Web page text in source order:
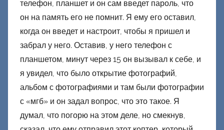
телефон, планшет и он сам введет пароль, что
он на память его не помнит. Я ему его оставил,
когда он введет и настроит, чтобы я пришел и
забрал у него. Оставив, у него телефон с
планшетом, минут через 15 он вызывал к себе, и
я увидел, что было открытие фотографий,
альбом с фотографиями и там были фотографии
с «мгб» и он задал вопрос, что это такое. Я
думал, что погорю на этом деле, но смекнув,